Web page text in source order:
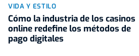
VIDA Y ESTILO
Cómo la industria de los casinos
online redefine los métodos de
pago digitales